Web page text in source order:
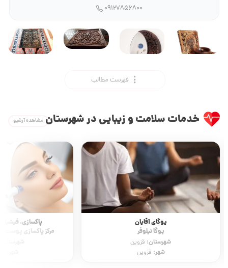
09127856800
فهرست مطالب
خدمات سلامت و زیبایی در شهرستان مشاهده آرشیو
یوگای آقایان
یوگا نیلوفر
شهرستان: قزوین
شهر: قزوین
پاکسازی،
مرکز پاکسازی پوست